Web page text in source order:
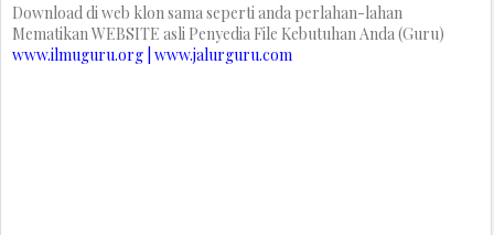
Download di web klon sama seperti anda perlahan-lahan
Mematikan WEBSITE asli Penyedia File Kebutuhan Anda (Guru)
www.ilmuguru.org | www.jalurguru.com